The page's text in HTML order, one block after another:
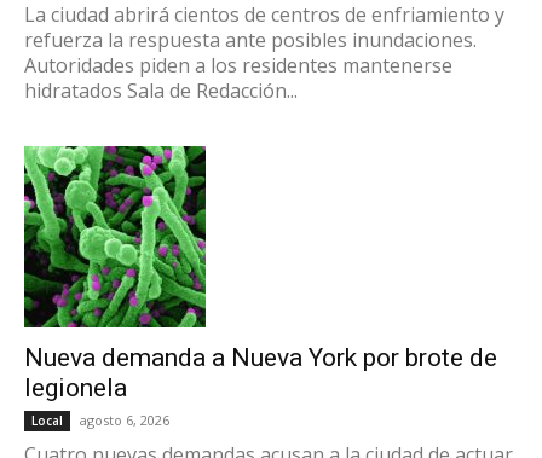
La ciudad abrirá cientos de centros de enfriamiento y
refuerza la respuesta ante posibles inundaciones.
Autoridades piden a los residentes mantenerse
hidratados Sala de Redacción...
Nueva demanda a Nueva York por brote de
legionela
Local agosto 6, 2026